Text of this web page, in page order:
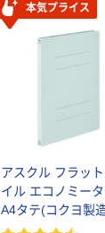
本気プライス
アスクル フラッ
イル エコノミー
A4タテ(コクヨ製造